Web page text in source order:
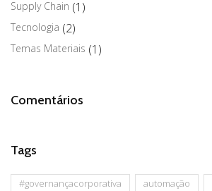
Supply Chain (1)
Tecnologia (2)
Temas Materiais (1)
Comentários
Tags
#governançacorporativa automação